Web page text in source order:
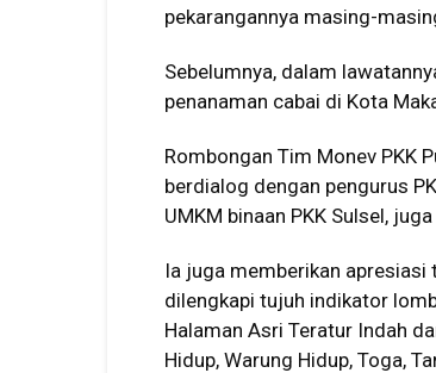
pekarangannya masing-
Sebelumnya, dalam
penanaman cabai di Kota
Rombongan Tim Monev PKK
berdialog dengan pengurus
UMKM binaan PKK Sulsel,
Ia juga memberikan apresiasi
dilengkapi tujuh indikator
Halaman Asri Teratur Indah
Hidup, Warung Hidup, Toga,